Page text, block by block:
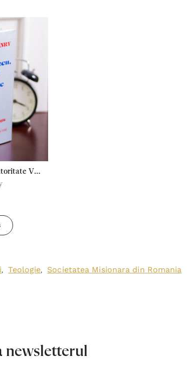
Vol
, Teologie, Societatea Misionara din Romania
newsletterul